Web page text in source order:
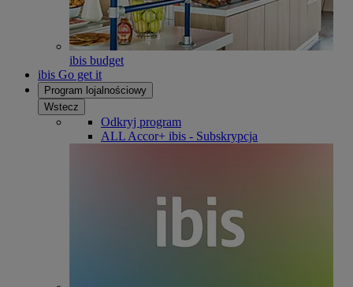
ibis budget
ibis Go get it
Program lojalnościowy
Wstecz
Odkryj program
ALL Accor+ ibis - Subskrypcja